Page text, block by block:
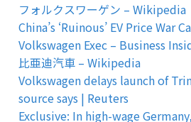
フォルクスワーゲン – Wikipedia
China’s ‘Ruinous’ EV Price War
Volkswagen Exec – Business
比亜迪汽車 – Wikipedia
Volkswagen delays launch of
source says | Reuters
Exclusive: In high-wage